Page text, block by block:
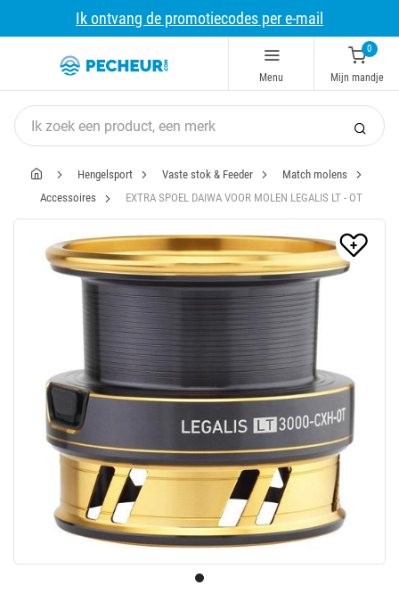
Ik ontvang de promotiecodes per e-mail
Menu
0
Mijn mandje
Hengelsport Vaste stok & Feeder
Match molens
Accessoires
EXTRA SPOEL DAIWA VOOR MOLEN LEGALIS LT - OT